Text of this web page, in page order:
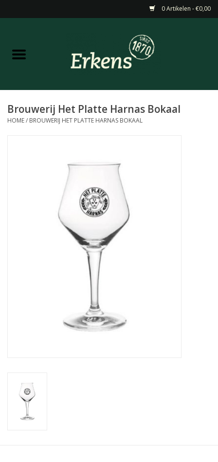
0 Artikelen - €0,00
Home
Masterclasses & Proeverijen
Wijnglazen - openers -karaffen
Brouwerij Het Platte Harnas Bokaal
HOME/ BROUWERIJ HET PLATTE HARNAS BOKAAL